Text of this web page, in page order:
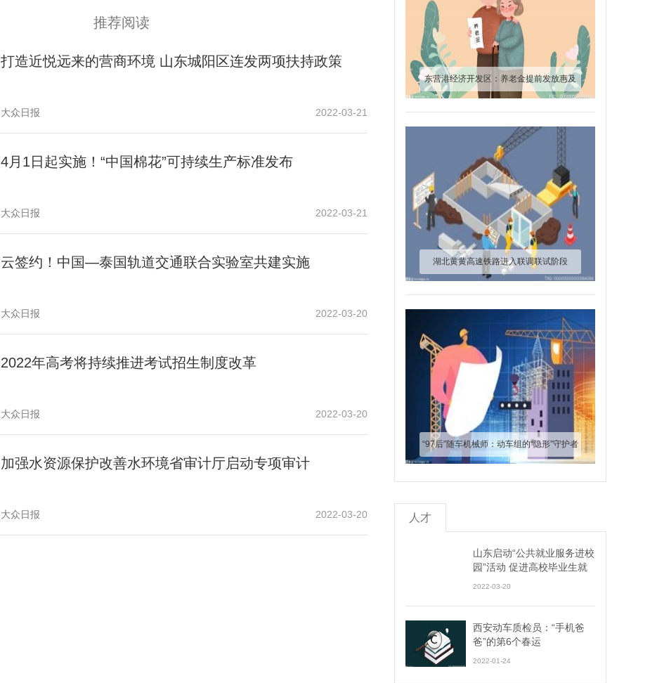
推荐阅读
打造近悦远来的营商环境 山东城阳区连发两项扶持政策
大众日报 2022-03-21
4月1日起实施！“中国棉花”可持续生产标准发布
大众日报 2022-03-21
云签约！中国—泰国轨道交通联合实验室共建实施
大众日报 2022-03-20
2022年高考将持续推进考试招生制度改革
大众日报 2022-03-20
加强水资源保护改善水环境省审计厅启动专项审计
大众日报 2022-03-20
东营港经济开发区：养老金提前发放惠及
湖北黄黄高速铁路进入联调联试阶段
“97后”随车机械师：动车组的“隐形”守护者
人才
山东启动“公共就业服务进校
园”活动 促进高校毕业生就
2022-03-20
西安动车质检员：“手机爸
爸”的第6个春运
2022-01-24